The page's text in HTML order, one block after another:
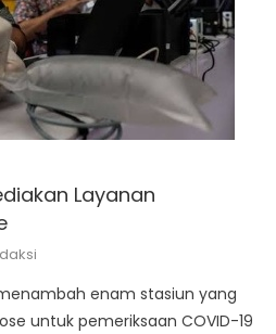
Layanan
menambah enam stasiun yang
untuk pemeriksaan COVID-19